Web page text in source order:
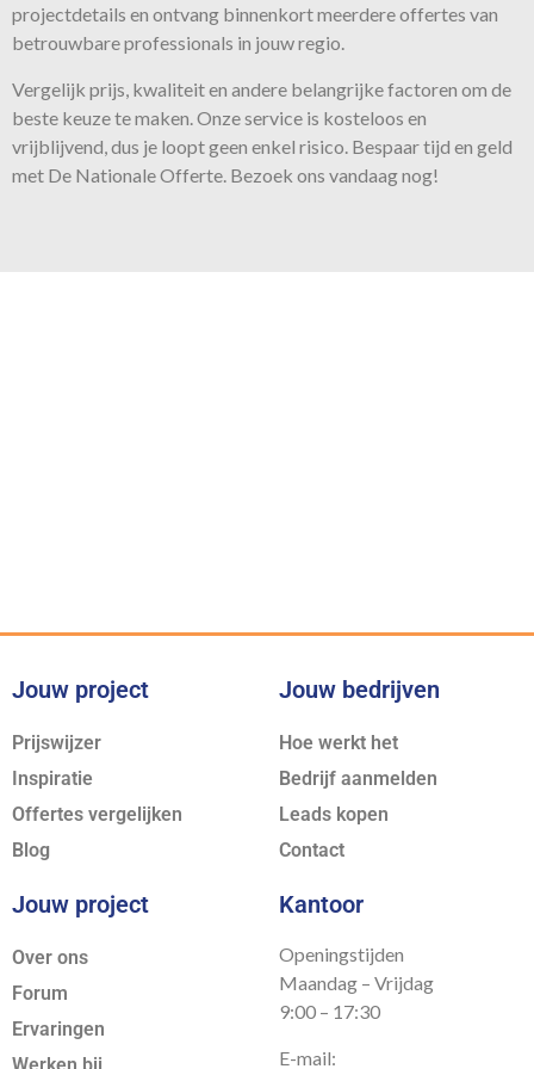
projectdetails en ontvang binnenkort meerdere offertes van
betrouwbare professionals in jouw regio.
Vergelijk prijs, kwaliteit en andere belangrijke factoren om de
beste keuze te maken. Onzeservice is kosteloos en
vrijblijvend, dus je loopt geen enkel risico. Bespaar tijd en geld
met De Nationale Offerte. Bezoek ons vandaag nog!
Jouw project
Prijswijzer
Inspiratie
Offertes vergelijken
Blog
Jouw bedrijven
Hoe werkt het
Bedrijf aanmelden
Leads kopen
Contact
Jouw project
Over ons
Forum
Ervaringen
Kantoor
Openingstijden
Maandag – Vrijdag
9:00 – 17:30
E-mail: